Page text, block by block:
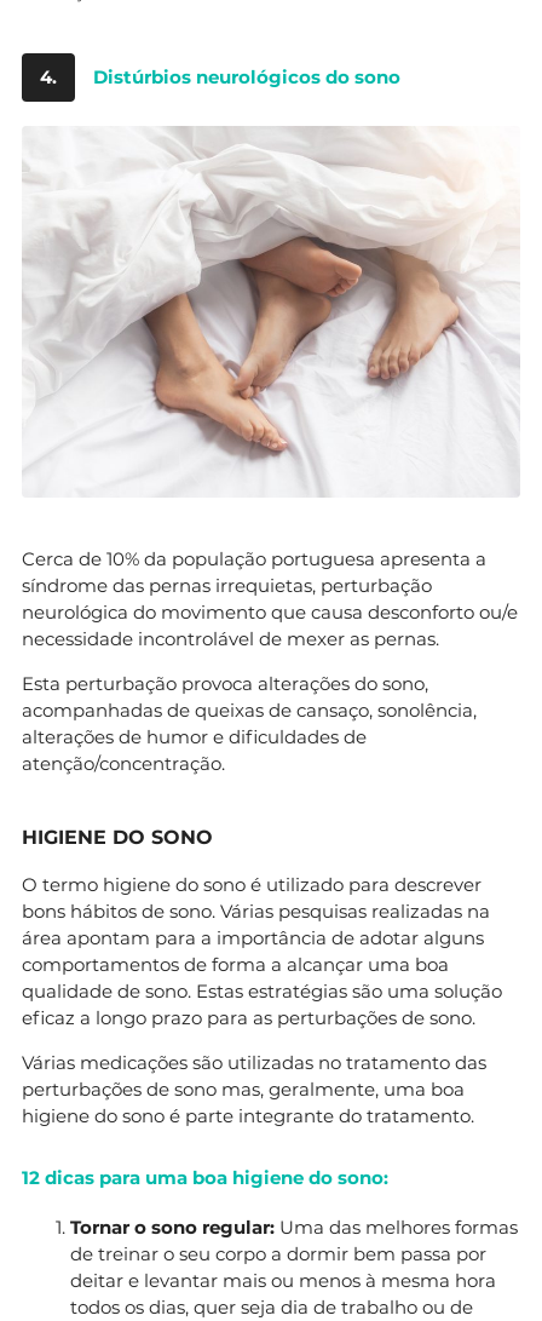
4. Distúrbios neurológicos do sono
Cerca de 10% da população portuguesa apresenta a
síndrome das pernas irrequietas, perturbação
neurológica do movimento que causa desconforto ou/e
necessidade incontrolável de mexer as pernas.
Esta perturbação provoca alterações do sono,
acompanhadas de queixas de cansaço, sonolência,
alterações de humor e dificuldades de
atenção/concentração.
HIGIENE DO SONO
O termo higiene do sono é utilizado para descrever
bons hábitos de sono. Várias pesquisas realizadas na
área apontam para a importância de adotar alguns
comportamentos de forma a alcançar uma boa
qualidade de sono. Estas estratégias são uma solução
eficaz a longo prazo para as perturbações de sono.
Várias medicações são utilizadas no tratamento das
perturbações de sono mas, geralmente, uma boa
higiene do sono é parte integrante do tratamento.
12 dicas para uma boa higiene do sono:
Tornar o sono regular: Uma das melhores formas
de treinar o seu corpo a dormir bem passa por
deitar e levantar mais ou menos à mesma hora
todos os dias, quer seja dia de trabalho ou de